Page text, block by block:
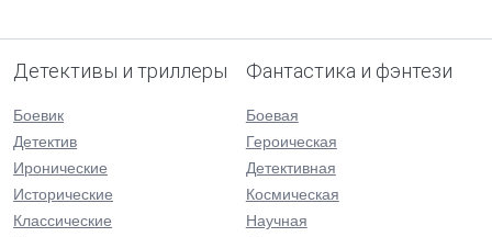
Детективы и триллеры
Боевик
Детектив
Иронические
Исторические
Классические
Фантастика и фэнтези
Боевая
Героическая
Детективная
Космическая
Научная